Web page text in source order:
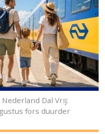
Dal Vrij:
fors duurder